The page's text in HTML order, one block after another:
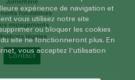
Jumenterie
fondatrices
engagements
légales
Contact
expérience de navigation et
vous utilisez notre site
ou bloquer les cookies
site ne fonctionneront plus. En
vous acceptez l'utilisation